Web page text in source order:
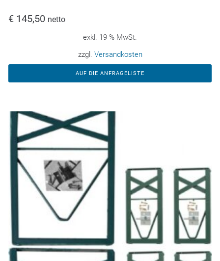
€ 145,50 netto
exkl. 19 % MwSt.
zzgl. Versandkosten
AUF DIE ANFRAGELISTE